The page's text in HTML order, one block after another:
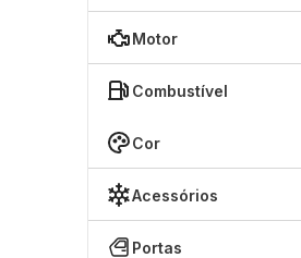
Motor
Combustível
Cor
Acessórios
Portas